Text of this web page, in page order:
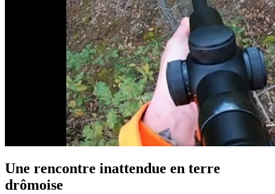
Une rencontre inattendue en terre
drômoise